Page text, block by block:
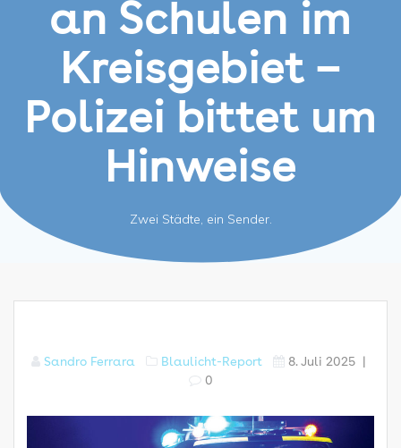
an Schulen im
Kreisgebiet –
Polizei bittet um
Hinweise
Zwei Städte, ein Sender.
Sandro Ferrara Blaulicht-Report 8. Juli 2025
0